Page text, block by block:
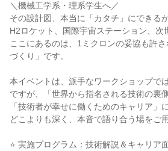
＼機械工学系・理系学生へ／
その設計図、本当に「カタチ」にできる
H2ロケット、国際宇宙ステーション、次
ここにあるのは、1ミクロンの妥協も許
づくり」です。
本イベントは、派手なワークショップで
ですが、「世界から指名される技術の裏
「技術者が幸せに働くためのキャリア」
どこよりも深く、本音で語り合う場をご
⭐ 実施プログラム：技術解説＆キャリア